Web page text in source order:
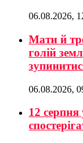
06.08.2026,
Мати й
голій
06.08.2026,
12